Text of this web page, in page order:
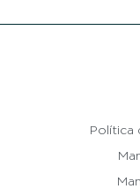
Política